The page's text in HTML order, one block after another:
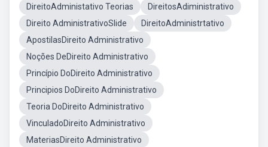
DireitoAdministativo Teorias
DireitosAdiministrativo
Direito AdministrativoSlide
DireitoAdministrtativo
ApostilasDireito Administrativo
Noções DeDireito Administrativo
Princípio DoDireito Administrativo
Principios DoDireito Administrativo
Teoria DoDireito Administrativo
VinculadoDireito Administrativo
MateriasDireito Administrativo